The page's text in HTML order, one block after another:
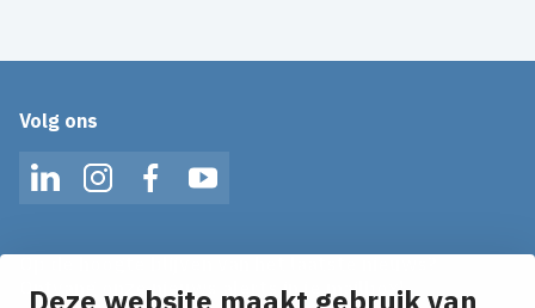
Volg ons
LinkedInInstagramFacebookYouTube
Ontvang onze nieuws alerts in je mailbox!